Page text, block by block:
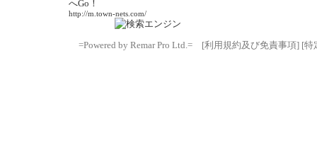
へGo！
http://m.town-nets.com/
=Powered by Remar Pro Ltd.= [利用規約及び免責事項] [特